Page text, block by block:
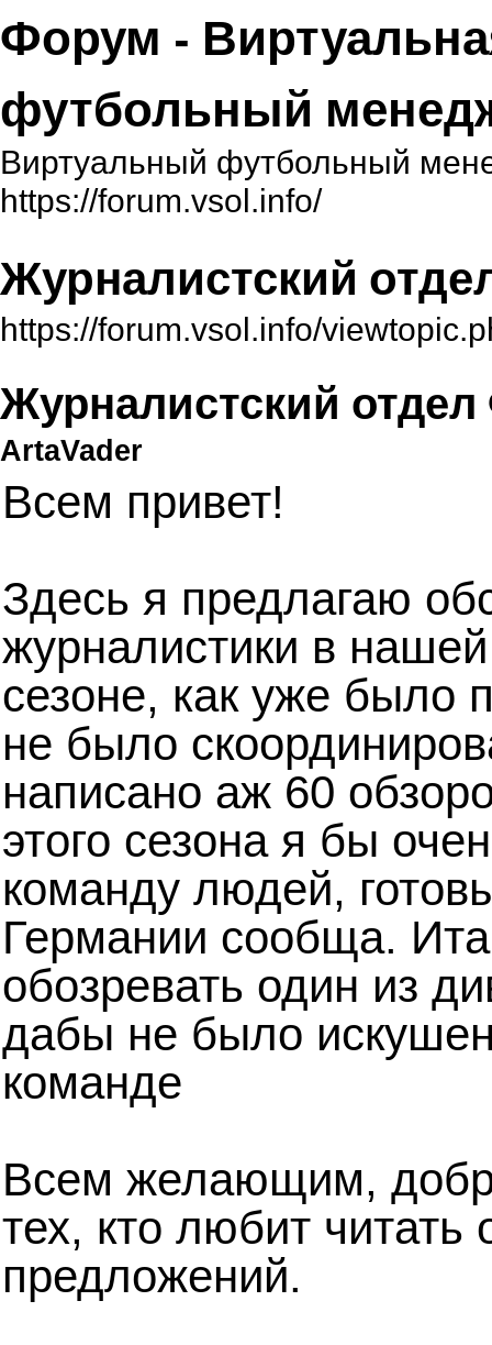
Форум -
футбольный
Виртуальный футбольный
https://forum.vsol.info/
Журналистский
https://forum.vsol.info/
Журналистский
ArtaVader
Всем привет!
Здесь я предлагаю
журналистики в
сезоне, как уже было
не было
написано аж 60
этого сезона я бы
команду людей,
Германии сообща.
обозревать один из
дабы не было
команде
Всем желающим,
тех, кто любит
предложений.